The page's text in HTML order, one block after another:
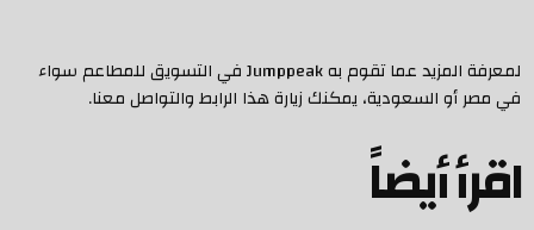
لمعرفة المزيد عما تقوم به Jumppeak في التسويق للمطاعم سواء
في مصر أو السعودية، يمكنك زيارة هذا الرابط والتواصل معنا.
اقرأ أيضاً